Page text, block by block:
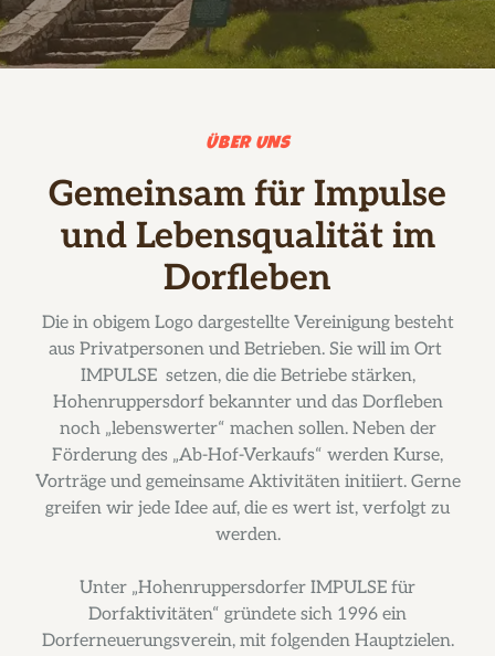
ÜBER UNS
Gemeinsam für Impulse
und Lebensqualität im
Dorfleben
Die in obigem Logo dargestellte Vereinigung besteht
aus Privatpersonen und Betrieben. Sie will im Ort
IMPULSE setzen, die die Betriebe stärken,
Hohenruppersdorf bekannter und das Dorfleben
noch „lebenswerter“ machen sollen. Neben der
Förderung des „Ab-Hof-Verkaufs“ werden Kurse,
Vorträge und gemeinsame Aktivitäten initiiert. Gerne
greifen wir jede Idee auf, die es wert ist, verfolgt zu
werden.
Unter „Hohenruppersdorfer IMPULSE für
Dorfaktivitäten“ gründete sich 1996 ein
Dorferneuerungsverein, mit folgenden Hauptzielen.